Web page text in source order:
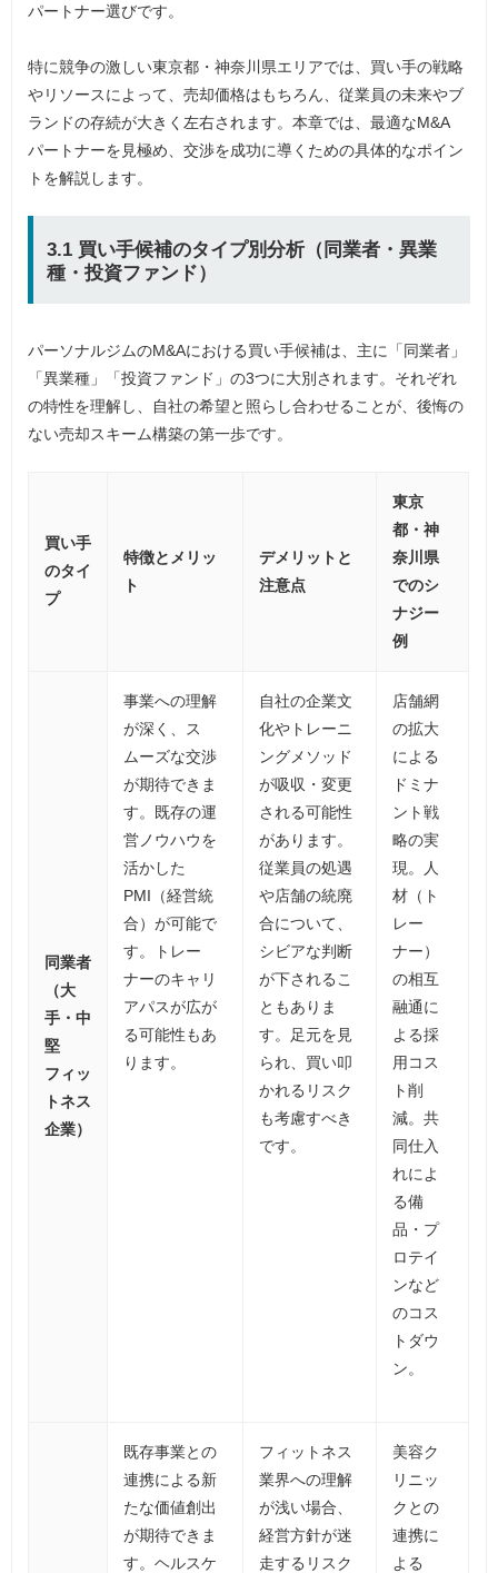
パートナー選びです。
特に競争の激しい東京都・神奈川県エリアでは、買い手の戦略
やリソースによって、売却価格はもちろん、従業員の未来やブ
ランドの存続が大きく左右されます。本章では、最適なM&A
パートナーを見極め、交渉を成功に導くための具体的なポイン
トを解説します。
3.1 買い手候補のタイプ別分析（同業者・異業
種・投資ファンド）
パーソナルジムのM&Aにおける買い手候補は、主に「同業者」
「異業種」「投資ファンド」の3つに大別されます。それぞれ
の特性を理解し、自社の希望と照らし合わせることが、後悔の
ない売却スキーム構築の第一歩です。
買い手
のタイ
プ
特徴とメリッ
ト
デメリットと
注意点
東京
都・神
奈川県
でのシ
ナジー
例
同業者
（大
手・中
堅
フィッ
トネス
企業）
事業への理解
が深く、ス
ムーズな交渉
が期待できま
す。既存の運
営ノウハウを
活かした
PMI（経営統
合）が可能で
す。トレー
ナーのキャリ
アパスが広が
る可能性もあ
ります。
自社の企業文
化やトレーニ
ングメソッド
が吸収・変更
される可能性
があります。
従業員の処遇
や店舗の統廃
合について、
シビアな判断
が下されるこ
ともありま
す。足元を見
られ、買い叩
かれるリスク
も考慮すべき
です。
店舗網
の拡大
による
ドミナ
ント戦
略の実
現。人
材（ト
レー
ナー）
の相互
融通に
よる採
用コス
ト削
減。共
同仕入
れによ
る備
品・プ
ロテイ
ンなど
のコス
トダウ
ン。
既存事業との
連携による新
たな価値創出
が期待できま
す。ヘルスケ
フィットネス
業界への理解
が浅い場合、
経営方針が迷
走するリスク
美容ク
リニッ
クとの
連携に
よる